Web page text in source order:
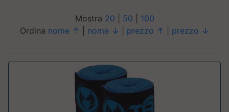
Mostra 20 50
100
Ordina nome ↑ nome ↓ prezzo ↑ prezzo ↓